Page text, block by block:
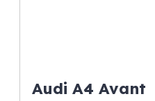
Audi A4 Avant